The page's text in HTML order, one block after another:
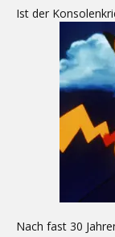
Ist der
Nach fast 30